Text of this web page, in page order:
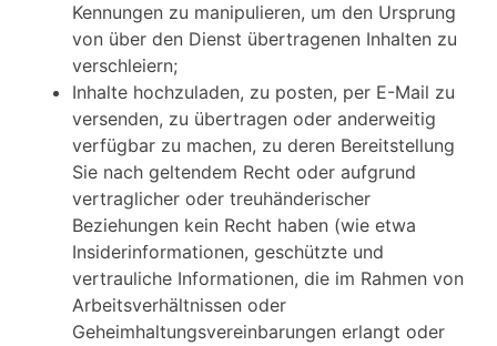
Kennungen zu manipulieren, um den Ursprung
von über den Dienst übertragenen Inhalten zu
verschleiern;
Inhalte hochzuladen, zu posten, per E-Mail zu
versenden, zu übertragen oder anderweitig
verfügbar zu machen, zu deren Bereitstellung
Sie nach geltendem Recht oder aufgrund
vertraglicher oder treuhänderischer
Beziehungen kein Recht haben (wie etwa
Insiderinformationen, geschützte und
vertrauliche Informationen, die im Rahmen von
Arbeitsverhältnissen oder
Geheimhaltungsvereinbarungen erlangt oder